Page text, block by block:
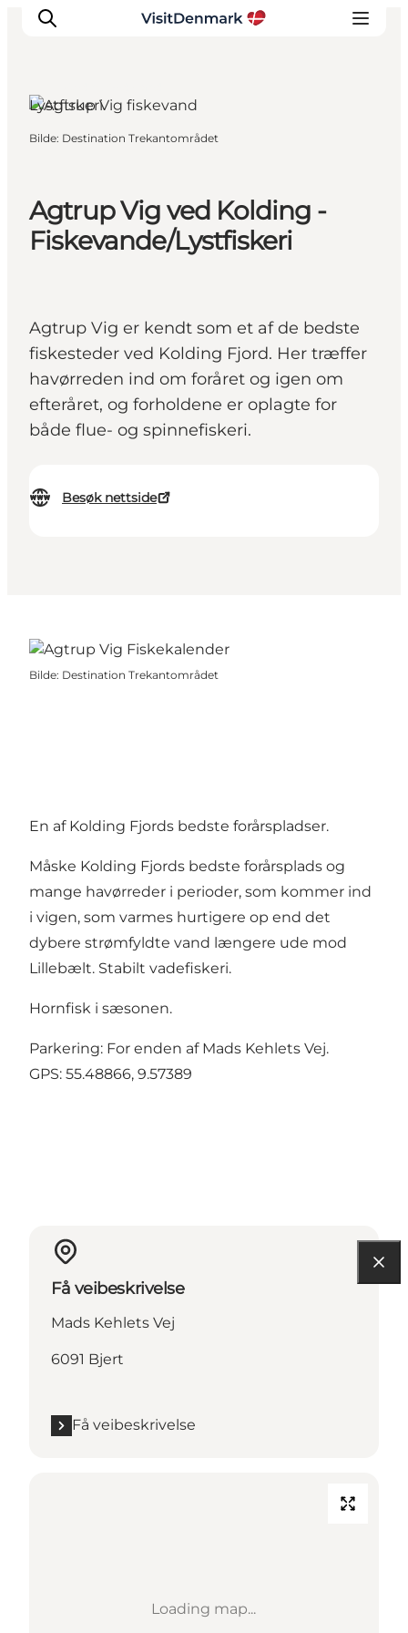
Aktiviteter
Overnatting
Planlegg reisen
Agtrup Vig ved Kolding -
Fiskevande/Lystfiskeri
Agtrup Vig er kendt som et af de bedste
fiske­steder ved Kolding Fjord. Her træffer
havørreden ind om foråret og igen om
efteråret, og forholdene er oplagte for
både flue- og spinnefiskeri.
Besøk nettside
Lystfiskeri
Bilde: Destination Trekantområdet
Bilde: Destination Trekantområdet
En af Kolding Fjords bedste forårspladser.
Måske Kolding Fjords bedste forårsplads og
mange havørreder i perioder, som kommer ind
i vigen, som varmes hurtigere op end det
dybere strømfyldte vand længere ude mod
Lillebælt. Stabilt vadefiskeri.
Hornfisk i sæsonen.
Parkering: For enden af Mads Kehlets Vej.
GPS: 55.48866, 9.57389
Få veibeskrivelse
Mads Kehlets Vej
6091 Bjert
Få veibeskrivelse
Loading map...